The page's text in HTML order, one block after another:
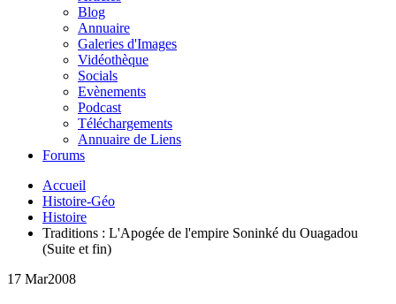
Blog
Annuaire
Galeries d'Images
Vidéothèque
Socials
Evènements
Podcast
Téléchargements
Annuaire de Liens
Forums
Accueil
Histoire-Géo
Histoire
Traditions : L'Apogée de l'empire Soninké du Ouagadou
(Suite et fin)
17 Mar2008